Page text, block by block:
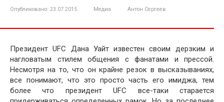
Опубликовано: 23.07.2015 Медиа Антон Сергеев
Президент UFC Дана Уайт известен своим дерзким и
нагловатым стилем общения с фанатами и прессой.
Несмотря на то, что он крайне резок в высказываниях,
все понимают, что это просто часть его имиджа, тем
более что президент UFC все-таки старается